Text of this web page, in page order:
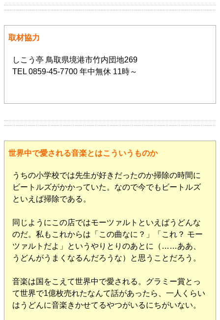
取材協力
しこう亭 鳥取県境港市竹内団地269
TEL 0859-45-7700 年中無休 11時～
世界中で愛される音楽とはこういうものか
うちの小学校では先生が好きだったのか掃除の時間に
ビートルズがかかっていた。なので今でもビートルズ
といえば掃除である。
同じようにこの店ではモーツァルトといえばうどんな
のだ。私もこれからは「この曲なに？」「これ？ モー
ツァルトだよ」というやりとりのあとに（……ああ、
うどんがうまくなるんだろうな）と思うことだろう。
音楽は国をこえて世界中で愛される。グラミー賞とっ
て世界で1億枚売れたなんて話があったら、一人くらい
はうどんに音楽きかせてるやつがいるにちがいない。